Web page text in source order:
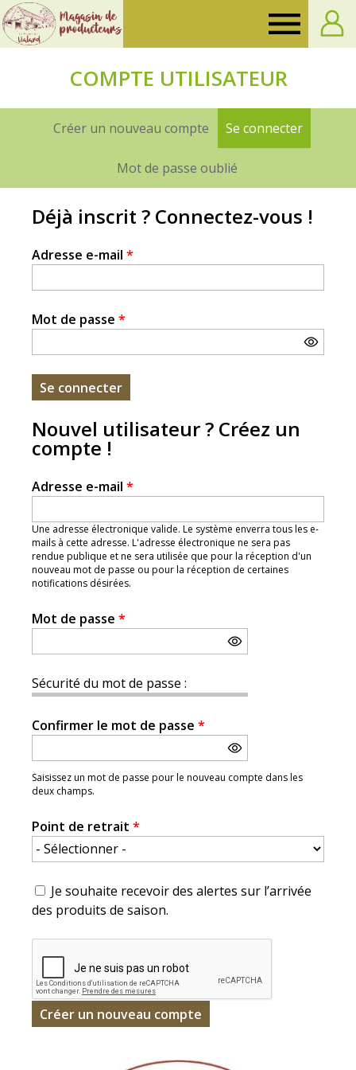
de
COMPTE UTILISATEUR
OngletsCréer un nouveau compte Se connecter(onglet
Mot de passe oublié
Déjà inscrit ? Connectez-vous !
Adresse e-mail *
Mot de passe *
Nouvel utilisateur ? Créez un
compte !
Adresse e-mail *
Une adresse électronique valide. Le système enverra tous les e-
mails à cette adresse. L'adresse électronique ne sera pas
rendue publique et ne sera utilisée que pour la réception d'un
nouveau mot de passe ou pour la réception de certaines
notifications désirées.
Mot de passe *
Sécurité du mot de passe :
Confirmer le mot de passe *
Saisissez un mot de passe pour le nouveau compte dans les
deux champs.
Point de retrait *
Je souhaite recevoir des alertes sur l’arrivée
des produits de saison.